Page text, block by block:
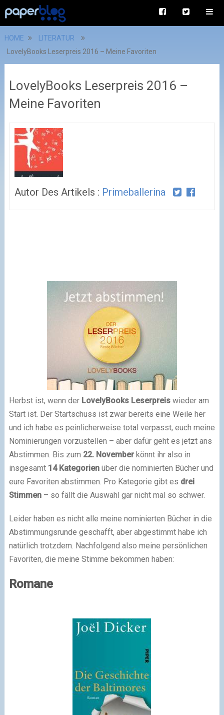
HOME
LITERATUR
LovelyBooks Leserpreis 2016 – Meine Favoriten
LovelyBooks Leserpreis 2016 –
Meine Favoriten
Autor Des Artikels : Primeballerina
Herbst ist, wenn der LovelyBooks Leserpreiswieder am
Start ist. Der Startschuss ist zwar bereits eine Weile her
und ich habe es peinlicherweise total verpasst, euch meine
Nominierungen vorzustellen – aber dafür geht es jetzt ans
Abstimmen. Bis zum 22. Novemberkönnt ihr also in
insgesamt 14 Kategorienüber die nominierten Bücher und
eure Favoriten abstimmen. Pro Kategorie gibt es drei
Stimmen– so fällt die Auswahl gar nicht mal so schwer.
Leider haben es nicht alle meine nominierten Bücher in die
Abstimmungsrunde geschafft, aber abgestimmt habe ich
natürlich trotzdem. Nachfolgend also meine persönlichen
Favoriten, die meine Stimme bekommen haben:
Romane